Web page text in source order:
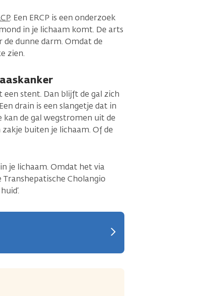
. Een ERCP is een onderzoek
in je lichaam komt. De arts
de dunne darm. Omdat de
zien.
stent. Dan blijft de gal zich
drain is een slangetje dat in
de gal wegstromen uit de
buiten je lichaam. Of de
je lichaam. Omdat het via
Cholangio